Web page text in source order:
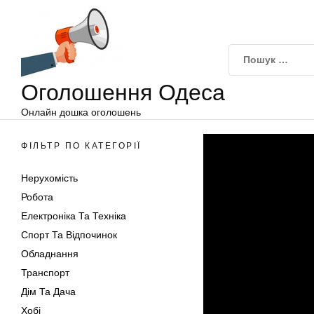
Оголошення Одеса
Онлайн дошка оголошень
ФІЛЬТР ПО КАТЕГОРІЇ
Нерухомість
Робота
Електроніка Та Техніка
Спорт Та Відпочинок
Обладнання
Транспорт
Дім Та Дача
Хобі